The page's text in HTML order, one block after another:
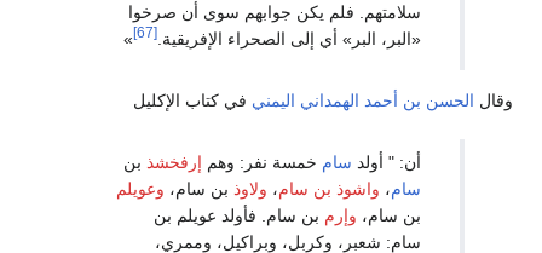
فلم يكن جوابهم سوى أن صرخوا
البر» أي إلى الصحراء الإفريقية.
»
الهمداني اليمنيفي كتاب الإكليل
خمسة نفر: وهمإرفخشذبن
وذ بن سام،ولا وذبن سام،وعو يلم
بن سام. فأولد عويلم بن
شعبر، وكربل، وبراكيل، وممري،